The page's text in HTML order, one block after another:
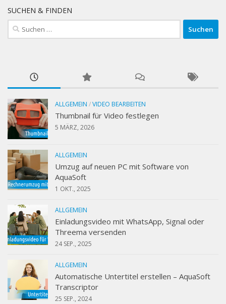
SUCHEN & FINDEN
Suchen
nach:
ALLGEMEIN /VIDEO BEARBEITEN
Thumbnail für Video festlegen
5 MÄRZ, 2026
ALLGEMEIN
Umzug auf neuen PC mit Software von
AquaSoft
1 OKT., 2025
ALLGEMEIN
Einladungsvideo mit WhatsApp, Signal oder
Threema versenden
24 SEP., 2025
ALLGEMEIN
Automatische Untertitel erstellen – AquaSoft
Transcriptor
25 SEP., 2024